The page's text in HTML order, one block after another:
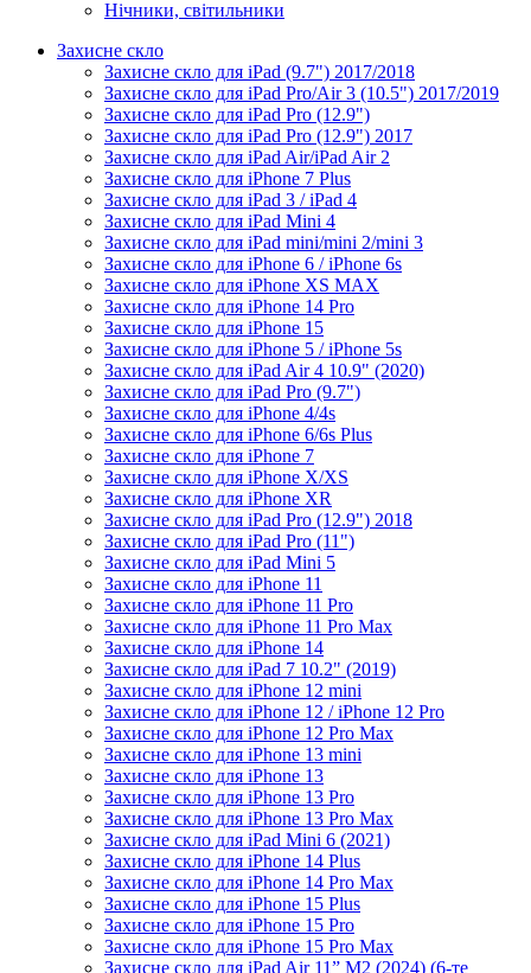
Нічники, світильники
Захисне скло
Захисне скло для iPad (9.7") 2017/2018
Захисне скло для iPad Pro/Air 3 (10.5") 2017/2019
Захисне скло для iPad Pro (12.9")
Захисне скло для iPad Pro (12.9") 2017
Захисне скло для iPad Air/iPad Air 2
Захисне скло для iPhone 7 Plus
Захисне скло для iPad 3 / iPad 4
Захисне скло для iPad Mini 4
Захисне скло для iPad mini/mini 2/mini 3
Захисне скло для iPhone 6 / iPhone 6s
Захисне скло для iPhone XS MAX
Захисне скло для iPhone 14 Pro
Захисне скло для iPhone 15
Захисне скло для iPhone 5 / iPhone 5s
Захисне скло для iPad Air 4 10.9" (2020)
Захисне скло для iPad Pro (9.7")
Захисне скло для iPhone 4/4s
Захисне скло для iPhone 6/6s Plus
Захисне скло для iPhone 7
Захисне скло для iPhone X/XS
Захисне скло для iPhone XR
Захисне скло для iPad Pro (12.9") 2018
Захисне скло для iPad Pro (11")
Захисне скло для iPad Mini 5
Захисне скло для iPhone 11
Захисне скло для iPhone 11 Pro
Захисне скло для iPhone 11 Pro Max
Захисне скло для iPhone 14
Захисне скло для iPad 7 10.2" (2019)
Захисне скло для iPhone 12 mini
Захисне скло для iPhone 12 / iPhone 12 Pro
Захисне скло для iPhone 12 Pro Max
Захисне скло для iPhone 13 mini
Захисне скло для iPhone 13
Захисне скло для iPhone 13 Pro
Захисне скло для iPhone 13 Pro Max
Захисне скло для iPad Mini 6 (2021)
Захисне скло для iPhone 14 Plus
Захисне скло для iPhone 14 Pro Max
Захисне скло для iPhone 15 Plus
Захисне скло для iPhone 15 Pro
Захисне скло для iPhone 15 Pro Max
Захисне скло для iPad Air 11” M2 (2024) (6-те